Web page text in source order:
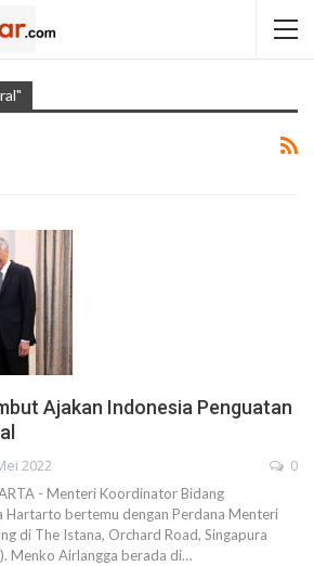
Ajakan Indonesia Penguatan
2022 0
- Menteri Koordinator Bidang
Hartarto bertemu dengan Perdana Menteri
di The Istana, Orchard Road, Singapura
Menko Airlangga berada di…